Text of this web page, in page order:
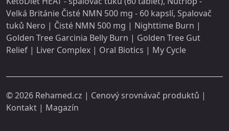
Velká Británie Čisté NMN 500 mg - 60 kapslí, Spalovač
tuků Nero | Čisté NMN 500 mg | Nighttime Burn |
Golden Tree Garcinia Belly Burn | Golden Tree Gut
Relief | Liver Complex | Oral Biotics | My Cycle
© 2026 Rehamed.cz | Cenový srovnávač produktů |
Kontakt | Magazín